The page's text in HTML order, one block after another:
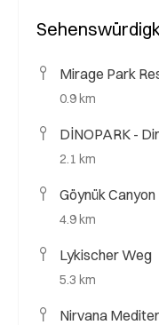
Mirage Park
0.9 km
DİNOPARK -
2.1 km
Göynük Canyon
4.9 km
Lykischer Weg
5.3 km
Nirvana